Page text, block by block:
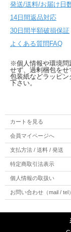
発送/送料/お届け日
14日間返品対応
30日間半額破損保証
よくある質問FAQ
※個人情報や環境問
せず、過剰梱包をせ
包装紙などラッピ
下さい。
カートを見る
会員マイページへ
支払方法 / 送料 / 発送
特定商取引法表示
個人情報の取扱い
お問い合わせ（mail / tel）